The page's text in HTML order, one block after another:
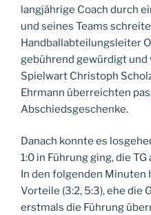
langjährige Coach durch
und seines Teams
Handballabteilungsleiter
gebührend gewürdigt
Spielwart Christoph
Ehrmann überreichten
Abschiedsgeschenke.
Danach konnte es
1:0 in Führung ging, die
In den folgenden Minuten
Vorteile (3:2, 5:3), ehe die
erstmals die Führung